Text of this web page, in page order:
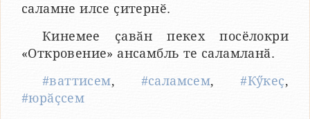
саламне илсе ҫитернӗ.
Кинемее ҫавӑн пекех посёлокри
«Откровение» ансамбль те саламланӑ.
#ваттисем, #саламсем,#Кӳкеҫ,
#юрӑҫсем